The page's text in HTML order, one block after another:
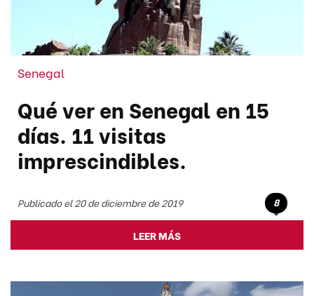
Senegal
Qué ver en Senegal en 15
días. 11 visitas
imprescindibles.
Publicado el 20 de diciembre de 2019 8
LEER MÁS